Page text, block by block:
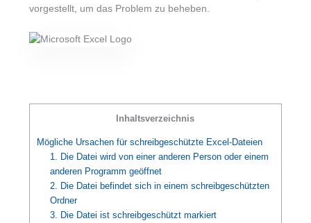
vorgestellt, um das Problem zu beheben.
Inhaltsverzeichnis
Mögliche Ursachen für schreibgeschützte Excel-Dateien
1. Die Datei wird von einer anderen Person oder einem
anderen Programm geöffnet
2. Die Datei befindet sich in einem schreibgeschützten
Ordner
3. Die Datei ist schreibgeschützt markiert